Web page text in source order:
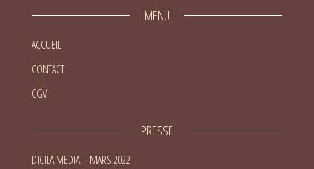
MENU
ACCUEIL
CONTACT
CGV
PRESSE
DICILA MEDIA – MARS 2022